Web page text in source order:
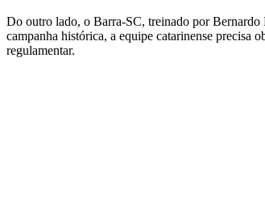
Do outro lado, o Barra-SC, treinado por Bernardo
campanha histórica, a equipe catarinense precisa
regulamentar.